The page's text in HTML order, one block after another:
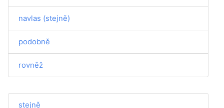
navlas (stejně)
podobně
rovněž
stejně